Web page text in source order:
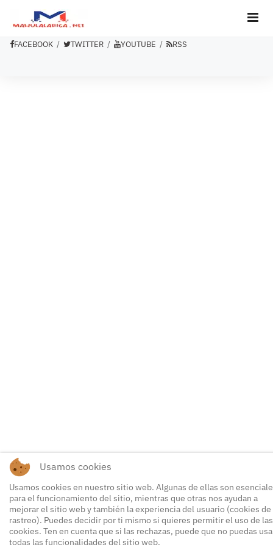
FACEBOOK TWITTER YOUTUBE RSS
Usamos cookies
Usamos cookies en nuestro sitio web. Algunas de ellas son
para el funcionamiento del sitio, mientras que otras nos ayudan a
mejorar el sitio web y también la experiencia del usuario (cookies de
rastreo). Puedes decidir por ti mismo si quieres permitir el uso de las
cookies. Ten en cuenta que si las rechazas, puede que no puedas
todas las funcionalidades del sitio web.